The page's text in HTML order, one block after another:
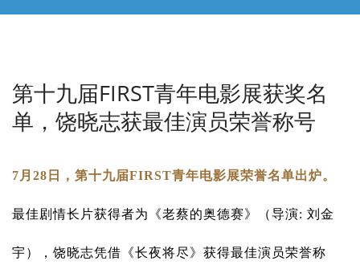
第十九届FIRST青年电影展获奖名
单，饶晓志获最佳演员荣誉称号
7月28日，第十九届FIRST青年电影展荣誉名单出炉。
最佳剧情长片获得者为《老蔡的奥德赛》（导演: 刘金
宇），饶晓志凭借《长夜将尽》获得最佳演员荣誉称